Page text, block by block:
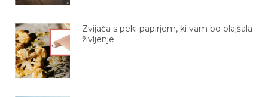
Zvijača s peki papirjem, ki vam bo olajšala
življenje